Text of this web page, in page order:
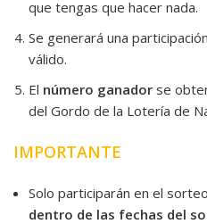
que tengas que hacer nada.
Se generará una
válido.
El número ganador se
del Gordo de la Lotería de
IMPORTANTE
Solo participarán en el
dentro de las fechas del